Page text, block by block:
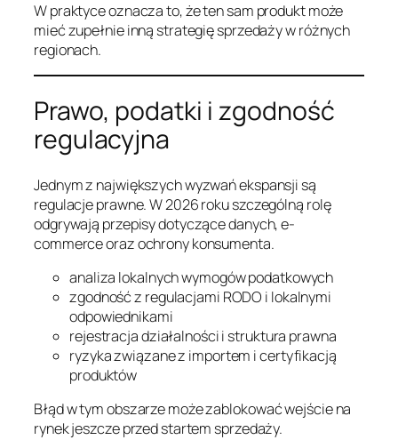
W praktyce oznacza to, że ten sam produkt może
mieć zupełnie inną strategię sprzedaży w różnych
regionach.
Prawo, podatki i zgodność
regulacyjna
Jednym z największych wyzwań ekspansji są
regulacje prawne. W 2026 roku szczególną rolę
odgrywają przepisy dotyczące danych, e-
commerce oraz ochrony konsumenta.
analiza lokalnych wymogów podatkowych
zgodność z regulacjami RODO i lokalnymi
odpowiednikami
rejestracja działalności i struktura prawna
ryzyka związane z importem i certyfikacją
produktów
Błąd w tym obszarze może zablokować wejście na
rynek jeszcze przed startem sprzedaży.